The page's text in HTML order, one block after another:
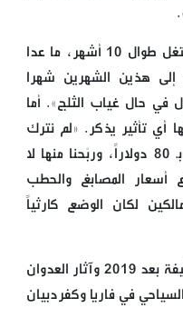
في المحصلة، يقول خليل: «كنّا نشتغل طوال 10 أشهر، ما عدا
هذين الشهرين شهرا
في حال غياب الثلج». أما
أي تأثير يذكر. «لم نترك
عرضاً لم نقدّمه. سعر الليلة اليوم بـ 80 دولاراً، وربْحنا منها لا
أسعار المصابغ والحطب
لكان الوضع كارثياً
تدهور الطبقة الوسطى والهجرة الكثيفة بعد 2019 وآثار العدوان
في فاريا وكفردبيان